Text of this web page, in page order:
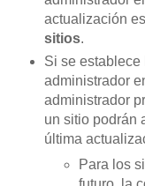
actualización
sitios.
Si se
administrador
administrador
un sitio podrán
última
Para los